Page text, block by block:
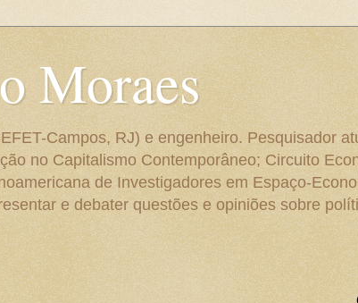
Moraes
Campos, RJ) e engenheiro. Pesquisador
no Capitalismo Contemporâneo; Circuito
de Investigadores em Espaço-
e debater questões e opiniões sobre